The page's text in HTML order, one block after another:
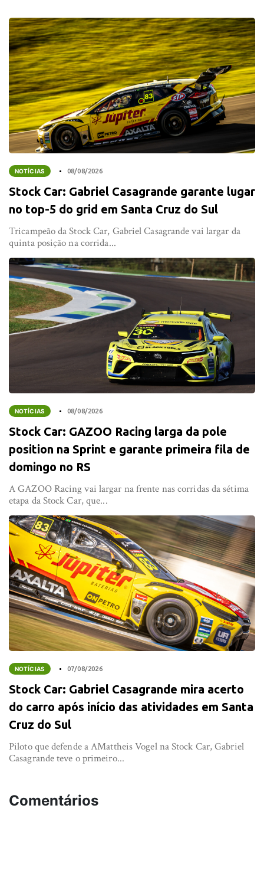
NOTÍCIAS 08/08/2026
Stock Car: Gabriel Casagrande garante lugar
no top-5 do grid em Santa Cruz do Sul
Tricampeão da Stock Car, Gabriel Casagrande vai largar da
quinta posição na corrida...
NOTÍCIAS 08/08/2026
Stock Car: GAZOO Racing larga da pole
position na Sprint e garante primeira fila de
domingo no RS
A GAZOO Racing vai largar na frente nas corridas da sétima
etapa da Stock Car, que...
NOTÍCIAS 07/08/2026
Stock Car: Gabriel Casagrande mira acerto
do carro após início das atividades em Santa
Cruz do Sul
Piloto que defende a AMattheis Vogel na Stock Car, Gabriel
Casagrande teve o primeiro...
Comentários